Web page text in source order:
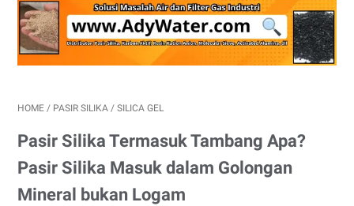
HOME / PASIR SILIKA / SILICA GEL
Pasir Silika Termasuk Tambang Apa?
Pasir Silika Masuk dalam Golongan
Mineral bukan Logam